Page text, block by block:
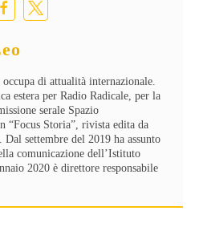
di attualità internazionale.
estera per Radio Radicale, per la
serale Spazio
“Focus Storia”, rivista edita da
settembre del 2019 ha assunto
comunicazione dell’Istituto
2020 è direttore responsabile